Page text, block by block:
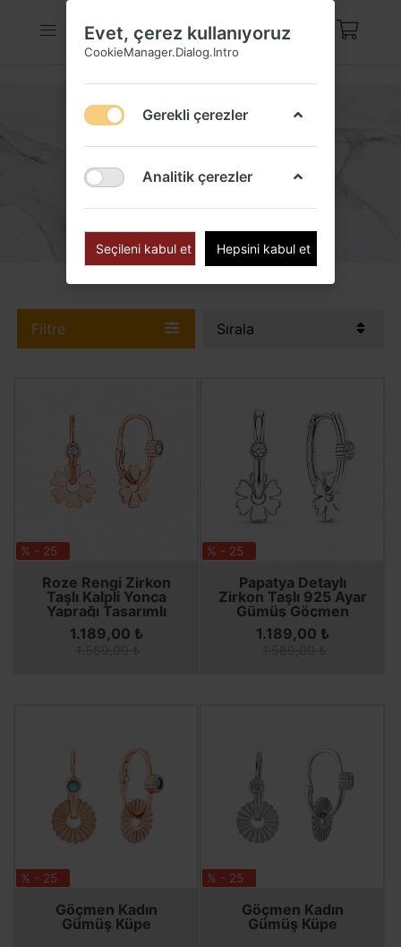
GÖÇMEN KÜPE
Filtre Sırala
% - 25
Roze Rengi Zirkon
Taşlı Kalpli Yonca
Yaprağı Tasarımlı
Göçmen Kadın
Gümüş Küpe
SEPETE EKLE
1.189,00 ₺
SEPETE EKLE
% - 25
Papatya Detaylı
Zirkon Taşlı 925 Ayar
Gümüş Göçmen
Küpesi – Kadın
SEPETE EKLE
1.189,00 ₺
SEPETE EKLE
% - 25
Göçmen Kadın
Gümüş Küpe
SEPETE EKLE
SEPETE EKLE
% - 25
Göçmen Kadın
Gümüş Küpe
SEPETE EKLE
SEPETE EKLE
Evet, çerez kullanıyoruz
CookieManager.Dialog.Intro
Gerekli çerezler
Analitik çerezler
Seçileni kabul et Hepsini kabul et